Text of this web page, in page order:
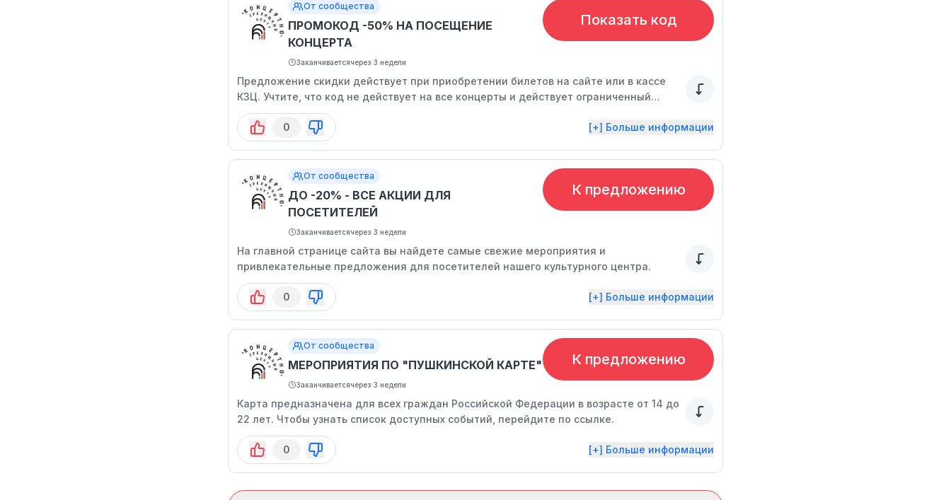
От сообщества
ПРОМОКОД -50% НА ПОСЕЩЕНИЕ
КОНЦЕРТА
Заканчиваетсячерез 3 недели
Показать код
Предложение скидки действует при приобретении билетов на сайте или в кассе
КЗЦ. Учтите, что код не действует на все концерты и действует ограниченный
период времени, так что следите за информацией.
0
[+] Больше информации
От сообщества
ДО -20% - ВСЕ АКЦИИ ДЛЯ
ПОСЕТИТЕЛЕЙ
Заканчиваетсячерез 3 недели
К предложению
На главной странице сайта вы найдете самые свежие мероприятия и
привлекательные предложения для посетителей нашего культурного центра.
0 [+] Больше информации
От сообщества
МЕРОПРИЯТИЯ ПО "ПУШКИНСКОЙ КАРТЕ"
Заканчиваетсячерез 3 недели
К предложению
Карта предназначена для всех граждан Российской Федерации в возрасте от 14 до
22 лет. Чтобы узнать список доступных событий, перейдите по ссылке.
0 [+] Больше информации